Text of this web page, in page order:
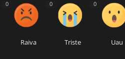
0
Raiva
0
Triste
0
Uau